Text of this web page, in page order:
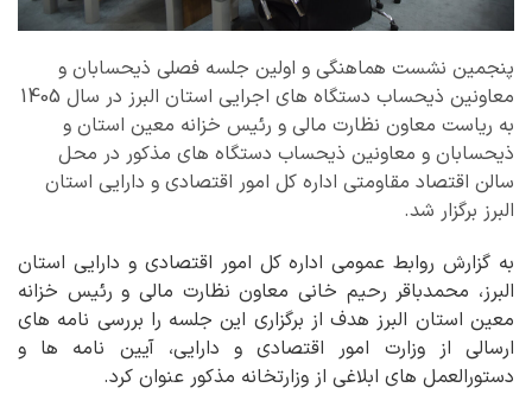
پنجمین نشست هماهنگی و اولین جلسه فصلی ذیحسابان و
معاونین ذیحساب دستگاه های اجرایی استان البرز در سال 1405
به ریاست معاون نظارت مالی و رئیس خزانه معین استان و
ذیحسابان و معاونین ذیحساب دستگاه های مذکور در محل
سالن اقتصاد مقاومتی اداره کل امور اقتصادی و دارایی استان
البرز برگزار شد.
به گزارش روابط عمومی اداره کل امور اقتصادی و دارایی استان
البرز، محمدباقر رحیم خانی معاون نظارت مالی و رئیس خزانه
معین استان البرز هدف از برگزاری این جلسه را بررسی نامه های
ارسالی از وزارت امور اقتصادی و دارایی، آیین نامه ها و
دستورالعمل های ابلاغی از وزارتخانه مذکور عنوان کرد.